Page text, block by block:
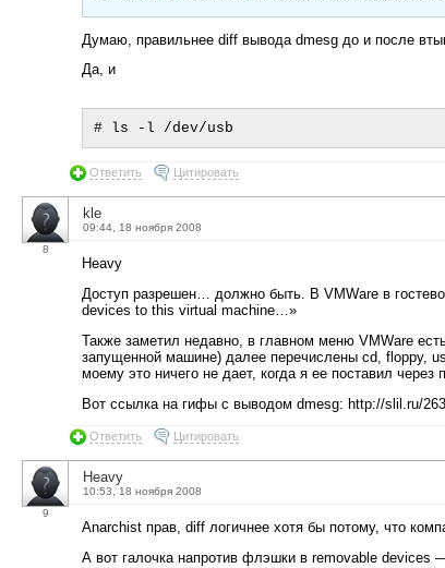
Думаю, правильнее diff вывода dmesg до и после
Да, и
Ответить Цитировать
8
kle
09:44, 18 ноября 2008
Heavy
Доступ разрешен… должно быть. В VMWare в
devices to this virtual machine…»
Также заметил недавно, в главном меню VMWare
запущенной машине) далее перечислены cd, floppy,
моему это ничего не дает, когда я ее поставил
Вот ссылка на гифы с выводом dmesg: http://slil.ru/
Ответить Цитировать
9
Heavy
10:53, 18 ноября 2008
Anarchist прав, diff логичнее хотя бы потому, что
А вот галочка напротив флэшки в removable devices